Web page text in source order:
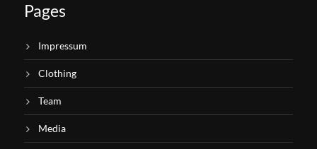
Pages
Impressum
Clothing
Team
Media